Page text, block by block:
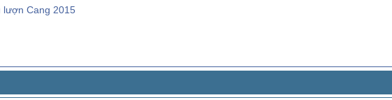
lượn Cang 2015